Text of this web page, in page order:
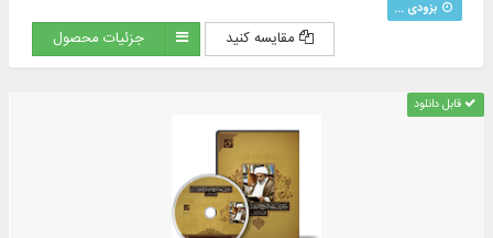
بزودی ...
مقایسه کنید جزئیات محصول
قابل دانلود